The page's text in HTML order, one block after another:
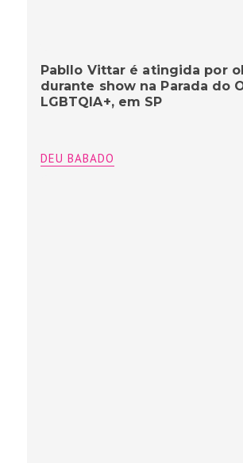
Pabllo Vittar é atingida por
durante show na Parada do
LGBTQIA+, em SP
DEU BABADO